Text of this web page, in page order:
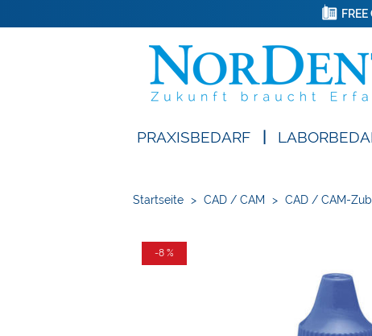
PRAXISBEDARF
Startseite > CAD / CAM > CAD / CAM-
-8 %